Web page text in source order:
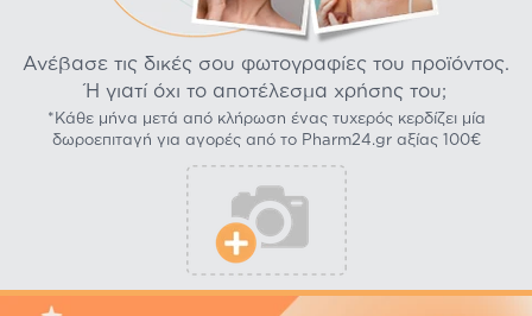
Ανέβασε τις δικές σου φωτογραφίες του προϊόντος.
Ή γιατί όχι το αποτέλεσμα χρήσης του;
*Κάθε μήνα μετά από κλήρωση ένας τυχερός κερδίζει μία
δωροεπιταγή για αγορές από το Pharm24.gr αξίας 100€